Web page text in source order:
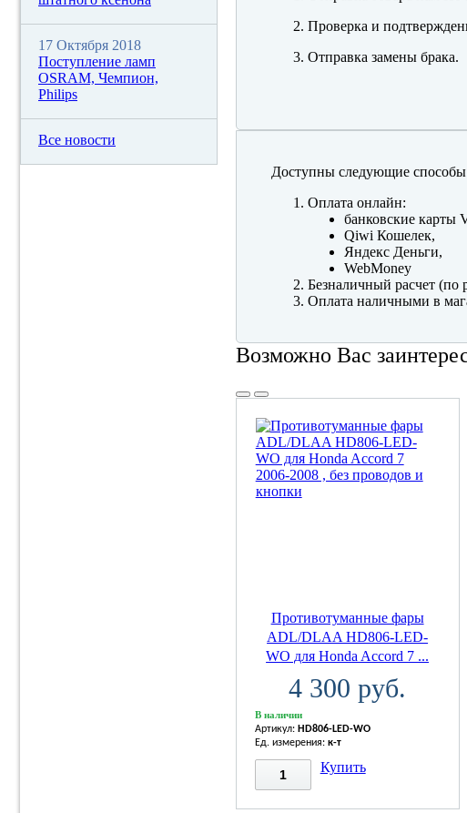
Проверка и
Отправка замены брака.
Доступны следующие
Оплата онлайн:
банковские карты
Qiwi Кошелек,
Яндекс Деньги,
WebMoney
Безналичный расчет (по
Оплата наличными в
Возможно Вас
Противотуманные фары
ADL/DLAA HD806-LED-
WO для Honda Accord 7 ...
4 300 руб.
В наличии
Артикул: HD806-LED-WO
Ед. измерения: к-т
Купить
17 Октября 2018
Поступление ламп
OSRAM, Чемпион,
Philips
Все новости